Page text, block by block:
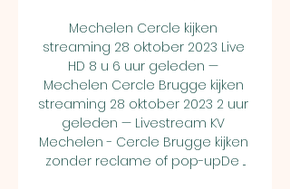
Mechelen Cercle kijken
streaming 28 oktober 2023 Live
HD 8 u 6 uur geleden —
Mechelen Cercle Brugge kijken
streaming 28 oktober 2023 2 uur
geleden — Livestream KV
Mechelen - Cercle Brugge kijken
zonder reclame of pop-upDe ...